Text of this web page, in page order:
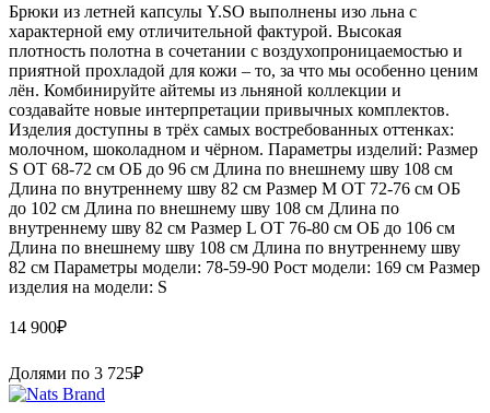
Брюки из летней капсулы Y.SO выполнены изо льна с
характерной ему отличительной фактурой. Высокая
плотность полотна в сочетании с воздухопроницаемостью и
приятной прохладой для кожи – то, за что мы особенно ценим
лён. Комбинируйте айтемы из льняной коллекции и
создавайте новые интерпретации привычных комплектов.
Изделия доступны в трёх самых востребованных оттенках:
молочном, шоколадном и чёрном. Параметры изделий: Размер
S ОТ 68-72 см ОБ до 96 см Длина по внешнему шву 108 см
Длина по внутреннему шву 82 см Размер М ОТ 72-76 см ОБ
до 102 см Длина по внешнему шву 108 см Длина по
внутреннему шву 82 см Размер L ОТ 76-80 см ОБ до 106 см
Длина по внешнему шву 108 см Длина по внутреннему шву
82 см Параметры модели: 78-59-90 Рост модели: 169 см Размер
изделия на модели: S
14 900₽
Долями по 3 725₽